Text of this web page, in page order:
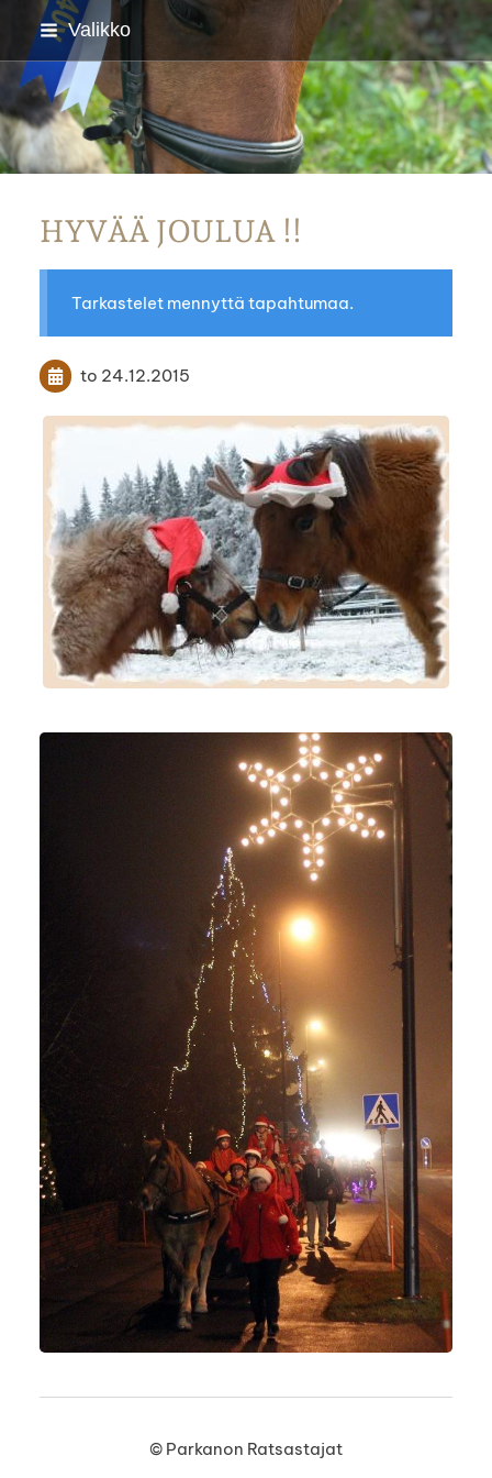
Siirry
sivun
sisältöön
Valikko
Parkanon Ratsastajat
HYVÄÄ JOULUA !!
Tarkastelet mennyttä tapahtumaa.
to 24.12.2015
© Parkanon Ratsastajat